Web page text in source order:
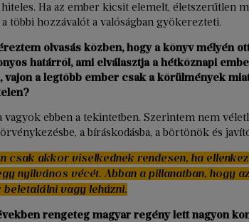
hiteles. Ha az ember kicsit elemelt, életszerűtlen
többi hozzávalót a valóságban gyökerezteti.
olvasás közben, hogy a könyv mélyén
határról, ami elválasztja a hétköznapi
vajon a legtöbb ember csak a körülmények
vagyok ebben a tekintetben. Szerintem nem
a bíráskodásba, a börtönök és
csak akkor viselkednek rendesen, ha
nyilvános vécét. Abban a pillanatban, hogy
beletalálni vagy lehúzni.
rengeteg magyar regény lett nagyon